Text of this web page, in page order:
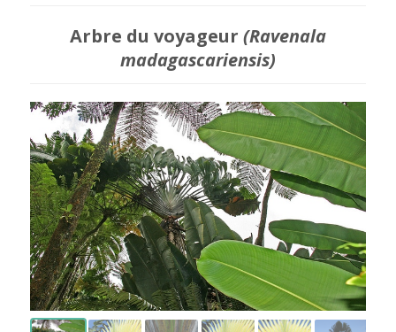
Arbre du voyageur (Ravenala
madagascariensis)